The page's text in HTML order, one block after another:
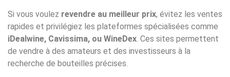
Si vous voulez revendre au meilleur prix, évitez les ventes
rapides et privilégiez les plateformes spécialisées comme
iDealwine, Cavissima, ou WineDex. Ces sites permettent
de vendre à des amateurs et des investisseurs à la
recherche de bouteilles précises.